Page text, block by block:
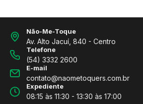
Não-Me-Toque
Av. Alto Jacuí, 840 - Centro
Telefone
(54) 3332 2600
E-mail
contato@naometoquers.com.br
Expediente
08:15 às 11:30 - 13:30 às 17:00